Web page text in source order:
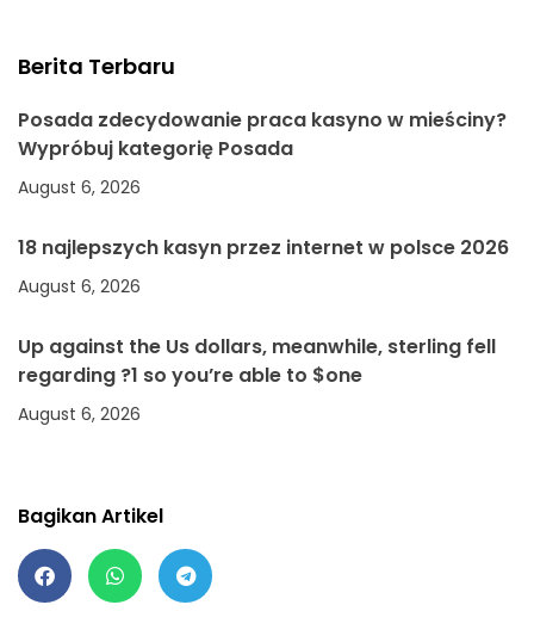
Berita Terbaru
Posada zdecydowanie praca kasyno w mieściny?
Wypróbuj kategorię Posada
August 6, 2026
18 najlepszych kasyn przez internet w polsce 2026
August 6, 2026
Up against the Us dollars, meanwhile, sterling fell
regarding ?1 so you’re able to $one
August 6, 2026
Bagikan Artikel